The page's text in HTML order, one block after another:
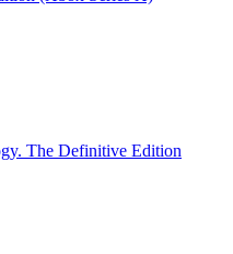
The Definitive Edition